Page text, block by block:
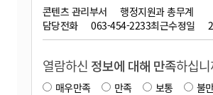
콘텐츠 관리부서
행정지원과 총무계
담당전화
063-454-2233최근수정일
열람하신 정보에 대해 만족하십
매우만족 만족 보통
불